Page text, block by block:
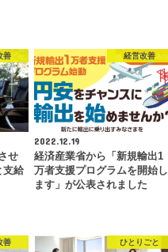
善
せ
支給
経営改善
2022.12.19
経済産業省から「新規輸出1
万者支援プログラムを開始し
ます」が公表されました
善 ひとりごと